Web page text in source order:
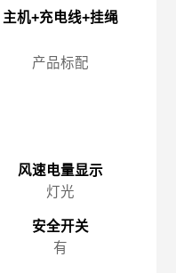
主机+充电线+挂绳
产品标配
风速电量显示
灯光
安全开关
有